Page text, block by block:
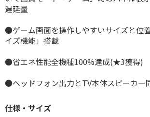
遅延量
●ゲーム画面を操作しやすいサイズと位
イズ機能」搭載
●省エネ性能全機種100%達成(★3獲得)
●ヘッドフォン出力とTV本体スピーカー
仕様・サイズ